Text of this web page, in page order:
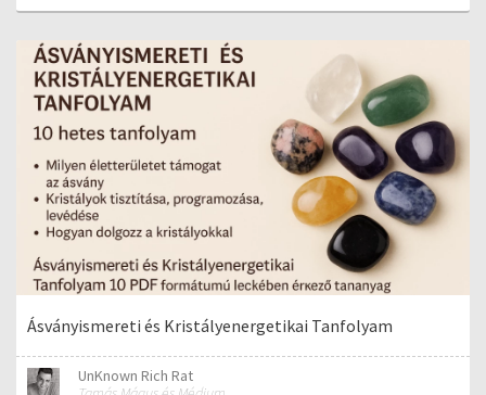
Ásványismereti és Kristályenergetikai Tanfolyam
UnKnown Rich Rat